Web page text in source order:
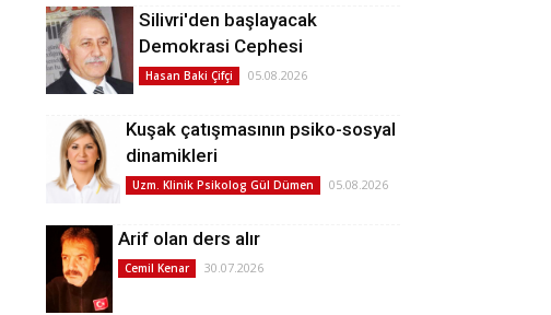
Silivri'den başlayacak
Demokrasi Cephesi
Hasan Baki Çifçi 05.08.2026
Kuşak çatışmasının psiko-sosyal
dinamikleri
Uzm. Klinik Psikolog Gül Dümen 05.08.2026
Arif olan ders alır
Cemil Kenar 30.07.2026